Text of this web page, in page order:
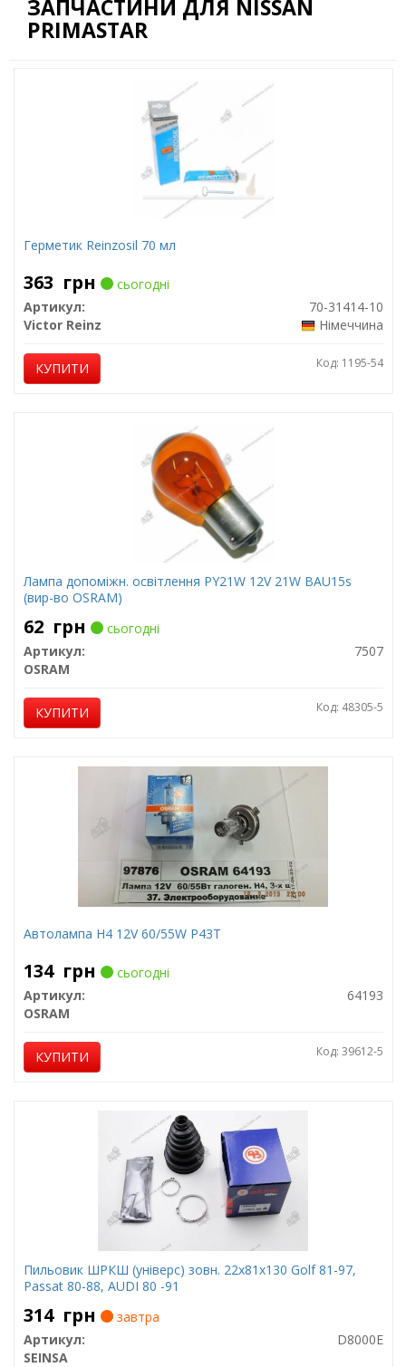
ЗАПЧАСТИНИ ДЛЯ NISSAN
PRIMASTAR
Герметик Reinzosil 70 мл
363 грн
сьогодні
Артикул:
70-31414-10
Victor Reinz
Німеччина
КУПИТИ Код: 1195-54
Лампа допоміжн. освітлення РY21W 12V 21W ВАU15s
(вир-во OSRAM)
62 грн
сьогодні
Артикул:
7507
OSRAM
КУПИТИ Код: 48305-5
Автолампа H4 12V 60/55W P43T
134 грн
сьогодні
Артикул:
64193
OSRAM
КУПИТИ Код: 39612-5
Пильовик ШРКШ (універс) зовн. 22x81x130 Golf 81-97,
Passat 80-88, AUDI 80 -91
314 грн
завтра
Артикул:
D8000E
SEINSA